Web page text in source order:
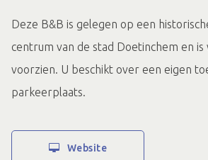
Deze B&B is gelegen op een
centrum van de stad Doetinchem en is
voorzien. U beschikt over een eigen
parkeerplaats.
Website